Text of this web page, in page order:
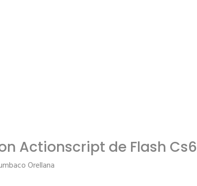
Actionscript de Flash Cs6
Orellana